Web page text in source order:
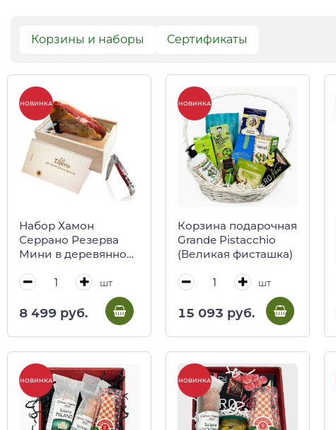
Корзины и наборы Сертификаты
НОВИНКА
Набор Хамон
Серрано Резерва
Мини в деревянной
подставкой и ножом
шт
8 499 руб.
НОВИНКА
Корзина подарочная
Grande Pistacchio
(Великая фисташка)
шт
15 093 руб.
НОВИНКА НОВИНКА